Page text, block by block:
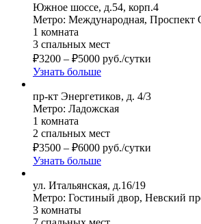
Южное шоссе, д.54, корп.4
Метро: Международная, Проспект
1 комната
3 спальных мест
₽3200 – ₽5000 руб./сутки
Узнать больше
пр-кт Энергетиков, д. 4/3
Метро: Ладожская
1 комната
2 спальных мест
₽3500 – ₽6000 руб./сутки
Узнать больше
ул. Итальянская, д.16/19
Метро: Гостиный двор, Невский
3 комнаты